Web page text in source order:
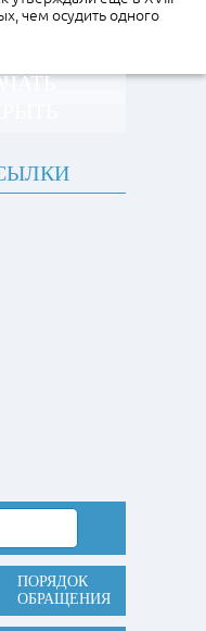
чем осудить одного
ПОРЯДОК
ОБРАЩЕНИЯ